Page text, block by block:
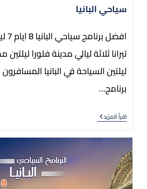
سياحي البانيا
تيرانا ثلاثة ليالي مدينة فلورا
ليلتين السياحة في البانيا
برنامج…
اقرأ المزيد